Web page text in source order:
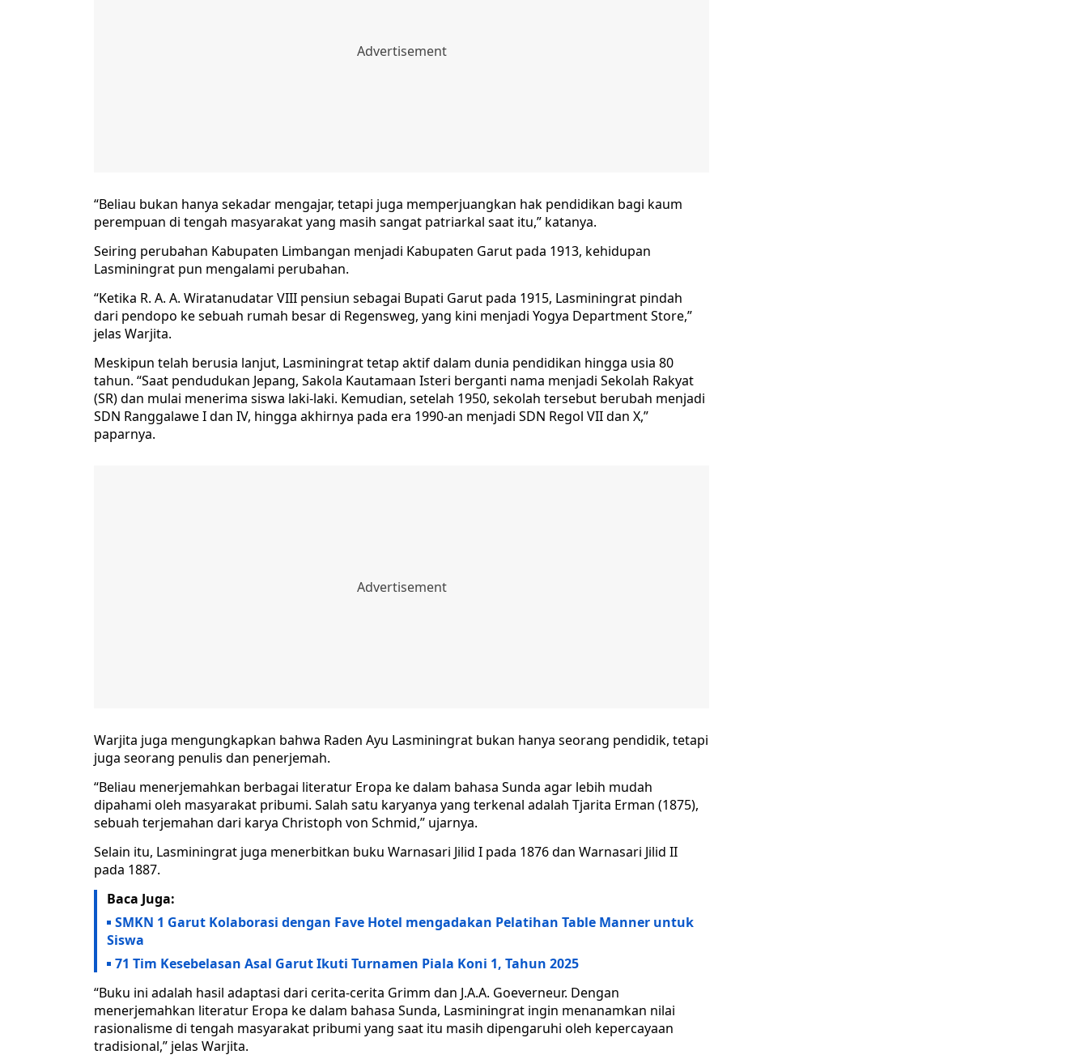
“Beliau bukan hanya sekadar mengajar, tetapi juga memperjuangkan hak pendidikan bagi kaum
perempuan di tengah masyarakat yang masih sangat patriarkal saat itu,” katanya.
Seiring perubahan Kabupaten Limbangan menjadi Kabupaten Garut pada 1913, kehidupan
Lasminingrat pun mengalami perubahan.
“Ketika R. A. A. Wiratanudatar VIII pensiun sebagai Bupati Garut pada 1915, Lasminingrat pindah
dari pendopo ke sebuah rumah besar di Regensweg, yang kini menjadi Yogya Department Store,”
jelas Warjita.
Meskipun telah berusia lanjut, Lasminingrat tetap aktif dalam dunia pendidikan hingga usia 80
tahun. “Saat pendudukan Jepang, Sakola Kautamaan Isteri berganti nama menjadi Sekolah Rakyat
(SR) dan mulai menerima siswa laki-laki. Kemudian, setelah 1950, sekolah tersebut berubah menjadi
SDN Ranggalawe I dan IV, hingga akhirnya pada era 1990-an menjadi SDN Regol VII dan X,”
paparnya.
Warjita juga mengungkapkan bahwa Raden Ayu Lasminingrat bukan hanya seorang pendidik, tetapi
juga seorang penulis dan penerjemah.
“Beliau menerjemahkan berbagai literatur Eropa ke dalam bahasa Sunda agar lebih mudah
dipahami oleh masyarakat pribumi. Salah satu karyanya yang terkenal adalah Tjarita Erman (1875),
sebuah terjemahan dari karya Christoph von Schmid,” ujarnya.
Selain itu, Lasminingrat juga menerbitkan buku Warnasari Jilid I pada 1876 dan Warnasari Jilid II
pada 1887.
Baca Juga:
SMKN 1 Garut Kolaborasi dengan Fave Hotel mengadakan Pelatihan Table Manner untuk
Siswa
71 Tim Kesebelasan Asal Garut Ikuti Turnamen Piala Koni 1, Tahun 2025
“Buku ini adalah hasil adaptasi dari cerita-cerita Grimm dan J.A.A. Goeverneur. Dengan
menerjemahkan literatur Eropa ke dalam bahasa Sunda, Lasminingrat ingin menanamkan nilai
rasionalisme di tengah masyarakat pribumi yang saat itu masih dipengaruhi oleh kepercayaan
tradisional,” jelas Warjita.